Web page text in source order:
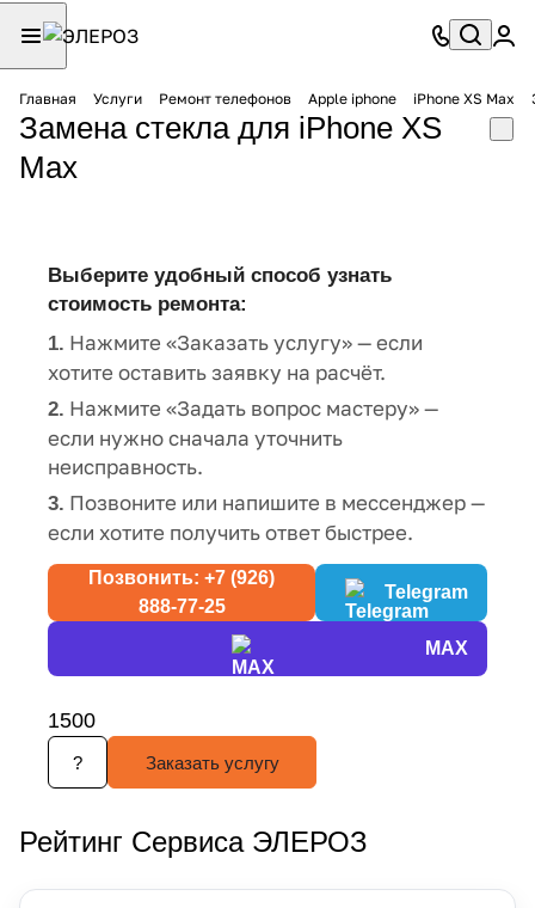
Главная Услуги Ремонт телефонов Apple iphone iPhone XS Max
Замена стекла для iPhone XS
Max
Выберите удобный способ узнать
стоимость ремонта:
1. Нажмите «Заказать услугу» — если
хотите оставить заявку на расчёт.
2. Нажмите «Задать вопрос мастеру» —
если нужно сначала уточнить
неисправность.
3. Позвоните или напишите в мессенджер —
если хотите получить ответ быстрее.
Позвонить: +7 (926)
888-77-25
Telegram
MAX
1500
? Заказать услугу
Рейтинг Сервиса ЭЛЕРОЗ